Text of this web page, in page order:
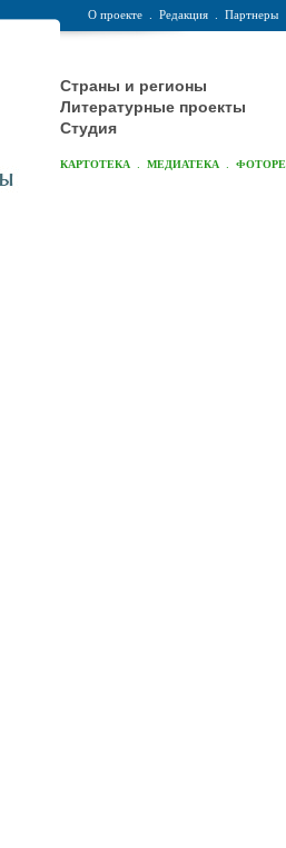
О проекте Редакция Партнеры
Страны и регионы
Литературные проекты
Студия
КАРТОТЕКА МЕДИАТЕКА